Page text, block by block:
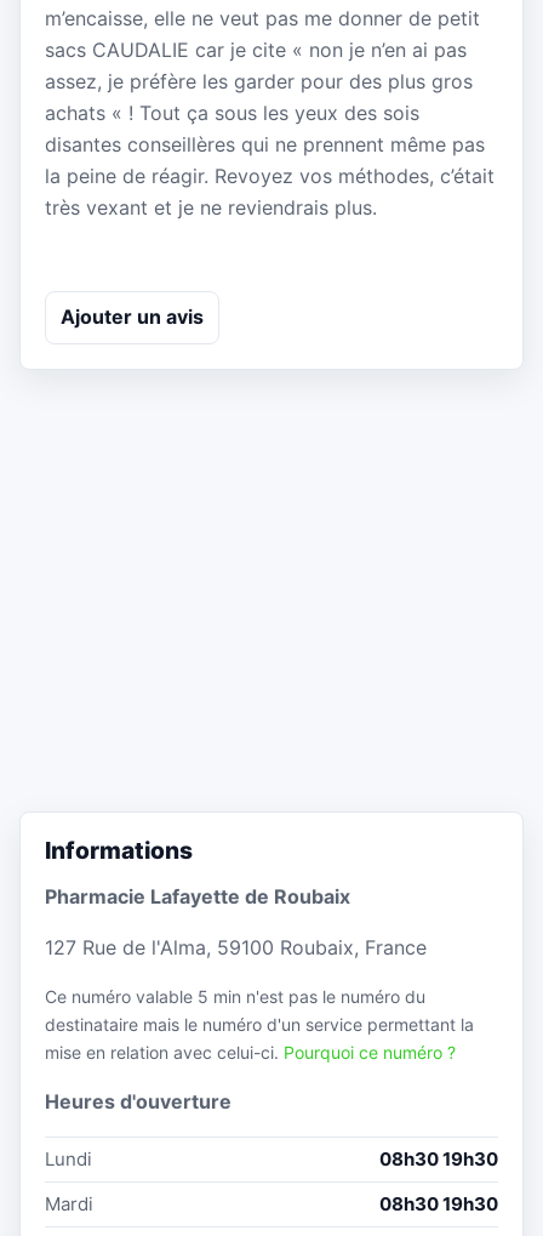
m’encaisse, elle ne veut pas me donner de petit
sacs CAUDALIE car je cite « non je n’en ai pas
assez, je préfère les garder pour des plus gros
achats « ! Tout ça sous les yeux des sois
disantes conseillères qui ne prennent même pas
la peine de réagir. Revoyez vos méthodes, c’était
très vexant et je ne reviendrais plus.
Ajouter un avis
Informations
Pharmacie Lafayette de Roubaix
127 Rue de l'Alma, 59100 Roubaix, France
Ce numéro valable 5 min n'est pas le numéro du
destinataire mais le numéro d'un service permettant la
mise en relation avec celui-ci. Pourquoi ce numéro ?
Heures d'ouverture
Lundi
08h30 19h30
Mardi
08h30 19h30